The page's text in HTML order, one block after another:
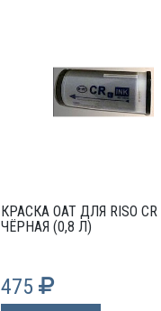
КРАСКА OAT ДЛЯ RISO CR
ЧЁРНАЯ (0,8 Л)
475